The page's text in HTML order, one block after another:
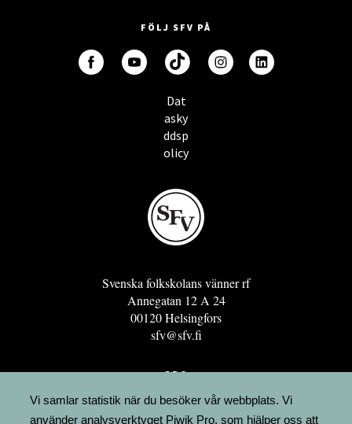
FÖLJ SFV PÅ
Dat
asky
ddsp
olicy
Svenska folkskolans vänner rf
Annegatan 12 A 24
00120 Helsingfors
sfv@sfv.fi
GRO
FÖRENINGSRESURSEN
MINNESRUNOR.FI
Vi samlar statistik när du besöker vår webbplats. Vi
använder analysverktyget Piwik Pro, som hjälper oss att